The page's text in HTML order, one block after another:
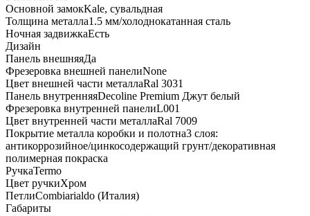
Основной замокKale, сувальдная
Толщина металла1.5 мм/холоднокатанная сталь
Ночная задвижкаЕсть
Дизайн
Панель внешняяДа
Фрезеровка внешней панелиNone
Цвет внешней части металлаRal 3031
Панель внутренняяDecoline Premium Джут белый
Фрезеровка внутренней панелиL001
Цвет внутренней части металлаRal 7009
Покрытие металла коробки и полотна3 слоя:
антикоррозийное/цинкосодержащий грунт/декоративная
полимерная покраска
РучкаTermo
Цвет ручкиХром
ПетлиCombiarialdo (Италия)
Габариты